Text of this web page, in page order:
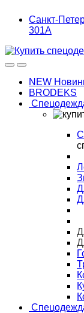
navigation
content
Санкт-
301А
NEW
BRODEKS